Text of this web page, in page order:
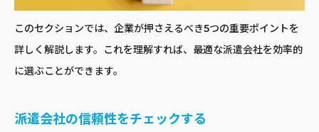
このセクションでは、企業が押さえるべき5つの重要ポイントを
詳しく解説します。これを理解すれば、最適な派遣会社を効率的
に選ぶことができます。
派遣会社の信頼性をチェックする